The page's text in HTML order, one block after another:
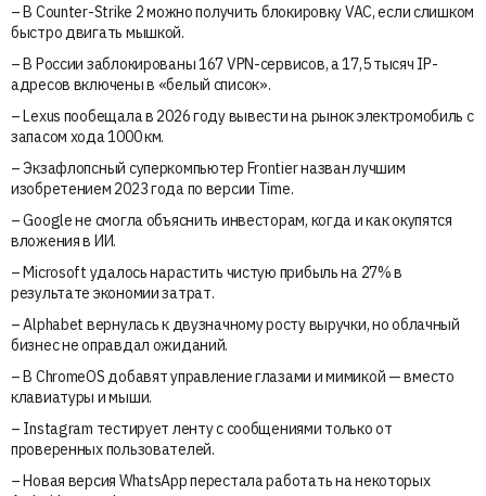
– В Counter-Strike 2 можно получить блокировку VAC, если слишком
быстро двигать мышкой.
– В России заблокированы 167 VPN-сервисов, а 17,5 тысяч IP-
адресов включены в «белый список».
– Lexus пообещала в 2026 году вывести на рынок электромобиль с
запасом хода 1000 км.
– Экзафлопсный суперкомпьютер Frontier назван лучшим
изобретением 2023 года по версии Time.
– Google не смогла объяснить инвесторам, когда и как окупятся
вложения в ИИ.
– Microsoft удалось нарастить чистую прибыль на 27% в
результате экономии затрат.
– Alphabet вернулась к двузначному росту выручки, но облачный
бизнес не оправдал ожиданий.
– В ChromeOS добавят управление глазами и мимикой — вместо
клавиатуры и мыши.
– Instagram тестирует ленту с сообщениями только от
проверенных пользователей.
– Новая версия WhatsApp перестала работать на некоторых